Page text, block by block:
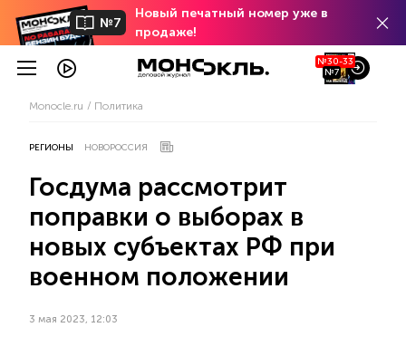
№7
Новый печатный номер уже в
продаже!
№30-33
№7
Monocle.ru Политика
РЕГИОНЫ НОВОРОССИЯ
Госдума рассмотрит
поправки о выборах в
новых субъектах РФ при
военном положении
3 мая 2023, 12:03